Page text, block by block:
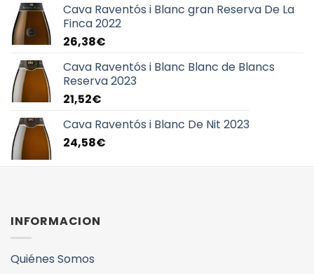
Cava Raventós i Blanc gran Reserva De La
Finca 2022
26,38€
Cava Raventós i Blanc Blanc de Blancs
Reserva 2023
21,52€
Cava Raventós i Blanc De Nit 2023
24,58€
INFORMACION
Quiénes Somos